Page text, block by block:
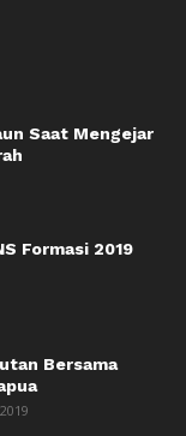
Saat Mengejar
Formasi 2019
Bersama